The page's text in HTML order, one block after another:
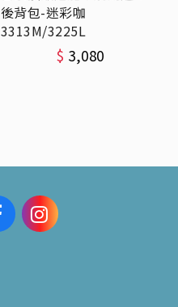
後背包-迷彩咖
3313M/3225L
$ 3,080